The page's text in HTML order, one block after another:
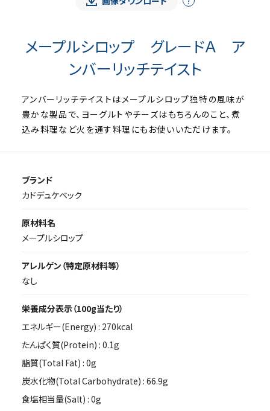
メープルシロップ グレードＡ ア
ンバーリッチテイスト
アンバーリッチテイストはメープルシロップ独特の風味が
豊かな製品で、ヨーグルトやチーズはもちろんのこと、煮
込み料理など火を通す料理にもお使いいただけます。
ブランド
カドデュケベック
原材料名
メープルシロップ
アレルゲン（特定原材料等）
なし
栄養成分表示（100g当たり）
エネルギー(Energy) : 270kcal
たんぱく質(Protein) : 0.1g
脂質(Total Fat) : 0g
炭水化物(Total Carbohydrate) : 66.9g
食塩相当量(Salt) : 0g